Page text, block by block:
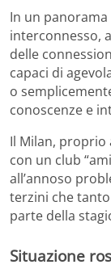
In un
interconnesso,
delle
capaci di
o
conoscenze e
Il Milan,
con un club
all’annoso
terzini che
parte della
Situazione